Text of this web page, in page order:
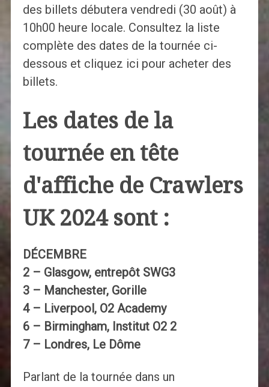
des billets débutera vendredi (30 août) à
10h00 heure locale. Consultez la liste
complète des dates de la tournée ci-
dessous et cliquez ici pour acheter des
billets.
Les dates de la
tournée en tête
d'affiche de Crawlers
UK 2024 sont :
DÉCEMBRE
2 – Glasgow, entrepôt SWG3
3 – Manchester, Gorille
4 – Liverpool, O2 Academy
6 – Birmingham, Institut O2 2
7 – Londres, Le Dôme
Parlant de la tournée dans un